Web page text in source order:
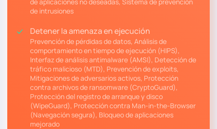
de intrusiones
Detener la amenaza en ejecución
Prevención de pérdidas de datos, Análisis de
comportamiento en tiempo de ejecución (HIPS),
Interfaz de análisis antimalware (AMSI), Detección de
tráfico malicioso (MTD), Prevención de exploits,
Mitigaciones de adversarios activos, Protección
contra archivos de ransomware (CryptoGuard),
Protección del registro de arranque y disco
(WipeGuard), Protección contra Man-in-the-Browser
(Navegación segura), Bloqueo de aplicaciones
mejorado